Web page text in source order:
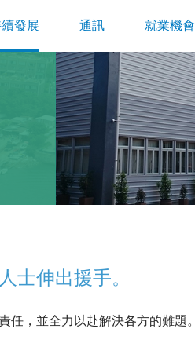
發展 通訊 就業機會
士伸出援手。
任，並全力以赴解決各方的難題。